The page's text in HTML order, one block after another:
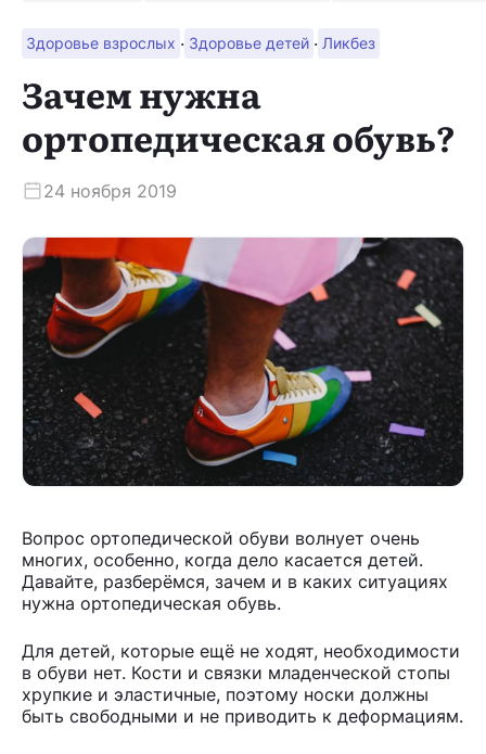
Здоровье взрослых · Здоровье детей · Ликбез
Зачем нужна
ортопедическая обувь?
24 ноября 2019
Вопрос ортопедической обуви волнует очень
многих, особенно, когда дело касается детей.
Давайте, разберёмся, зачем и в каких ситуациях
нужна ортопедическая обувь.
Для детей, которые ещё не ходят, необходимости
в обуви нет. Кости и связки младенческой стопы
хрупкие и эластичные, поэтому носки должны
быть свободными и не приводить к деформациям.